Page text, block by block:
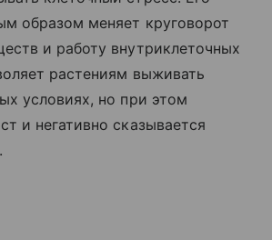
образом меняет круговорот
и работу внутриклеточных
растениям выживать
условиях, но при этом
и негативно сказывается